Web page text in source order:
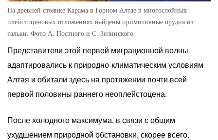
На древней стоянке Карама в Горном Алтае в многослойных
плейстоценовых отложениях найдены примитивные орудия из
гальки. Фото А. Постного и С. Зелинского
Представители этой первой миграционной волны
адаптировались к природно-климатическим условиям
Алтая и обитали здесь на протяжении почти всей
первой половины раннего неоплейстоцена.
После холодного максимума, в связи с общим
ухудшением природной обстановки, скорее всего,